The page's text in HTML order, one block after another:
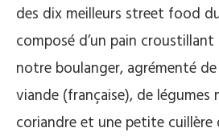
des dix meilleurs street food
composé d’un pain
notre boulanger, agrémenté
viande (française), de légumes
coriandre et une petite cuillère